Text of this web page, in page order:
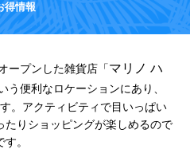
得情報
ープンした雑貨店「マリノ ハ
う便利なロケーションにあり、
。アクティビティで目いっぱい
りショッピングが楽しめるので
。